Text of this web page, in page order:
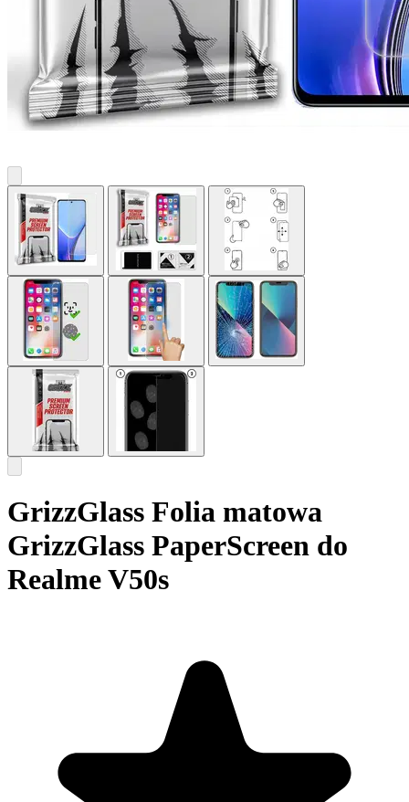
GrizzGlass Folia matowa
GrizzGlass PaperScreen do
Realme V50s